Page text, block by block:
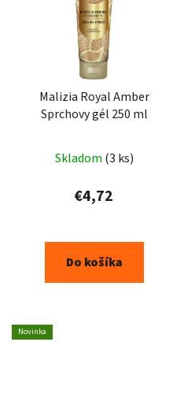
Malizia Royal Amber
Sprchovy gél 250 ml
Skladom (3 ks)
€4,72
Do košíka
Novinka